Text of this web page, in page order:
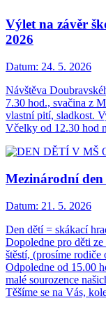
Výlet na závěr
2026
Datum: 24. 5. 2026
Návštěva
7.30 hod., svačina z
vlastní pití, sladkost.
Včelky od 12.30 hod
Mezinárodní den
Datum: 21. 5. 2026
Den dětí = skákací
Dopoledne pro děti
štěstí, (prosíme rodiče
Odpoledne od 15.00
malé sourozence
Těšíme se na Vás,